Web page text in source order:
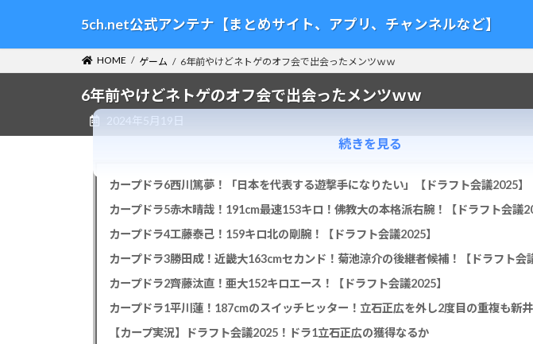
テ
ゲ
5ch.net公式アンテナ【まとめサイト、アプリ、チャンネルなど】
HOME ゲーム 6年前やけどネトゲのオフ会で出会ったメンツｗｗ
6年前やけどネトゲのオフ会で出会ったメンツｗｗ
2024年5月19日
カープドラ6西川篤夢！「日本を代表する遊撃手になりたい」【ドラフト会議2025】
カープドラ5赤木晴哉！191cm最速153キロ！佛教大の本格派右腕！【ドラフト会議
カープドラ4工藤泰己！159キロ北の剛腕！【ドラフト会議2025】
カープドラ3勝田成！近畿大163cmセカンド！菊池涼介の後継者候補！【ドラフト会
カープドラ2齊藤汰直！亜大152キロエース！【ドラフト会議2025】
【カープ実況】ドラフト会議2025！ドラ1立石正広の獲得なるか
続きを見る